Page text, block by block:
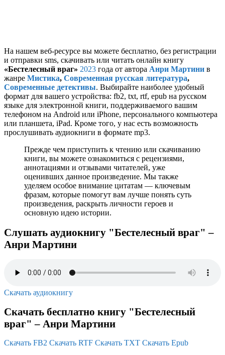
На нашем веб-ресурсе вы можете бесплатно, без регистрации
и отправки sms, скачивать или читать онлайн книгу
«Бестелесный враг» 2023 года от автора Анри Мартини в
жанре Мистика, Современная русская литература,
Современные детективы. Выбирайте наиболее удобный
формат для вашего устройства: fb2, txt, rtf, epub на русском
языке для электронной книги, поддерживаемого вашим
телефоном на Android или iPhone, персонального компьютера
или планшета, iPad. Кроме того, у нас есть возможность
прослушивать аудиокниги в формате mp3.
Прежде чем приступить к чтению или скачиванию
книги, вы можете ознакомиться с рецензиями,
аннотациями и отзывами читателей, уже
оценивших данное произведение. Мы также
уделяем особое внимание цитатам — ключевым
фразам, которые помогут вам лучше понять суть
произведения, раскрыть личности героев и
основную идею истории.
Слушать аудиокнигу "Бестелесный враг" –
Анри Мартини
Скачать аудиокнигу
Скачать бесплатно книгу "Бестелесный
враг" – Анри Мартини
Скачать FB2 Скачать RTF Скачать TXT Скачать Epub